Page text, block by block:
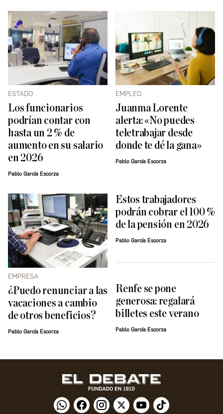
ESTADO
Los funcionarios
podrían contar con
hasta un 2 % de
aumento en su salario
en 2026
Pablo García Escorza
EMPLEO
Juanma Lorente
alerta: «No puedes
teletrabajar desde
donde te dé la gana»
Pablo García Escorza
EMPRESA
¿Puedo renunciar a las
vacaciones a cambio
de otros beneficios?
Pablo García Escorza
Estos trabajadores
podrán cobrar el 100 %
de la pensión en 2026
Pablo García Escorza
Renfe se pone
generosa: regalará
billetes este verano
Pablo García Escorza